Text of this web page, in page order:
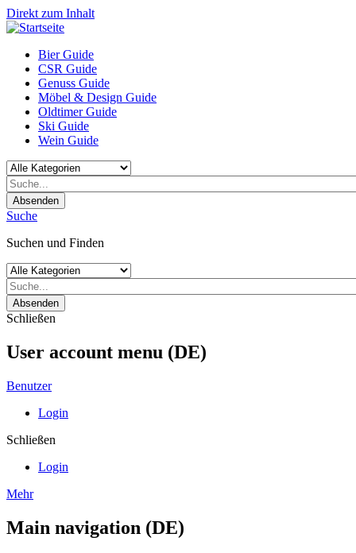
Direkt zum Inhalt
Bier Guide
CSR Guide
Genuss Guide
Möbel & Design Guide
Oldtimer Guide
Ski Guide
Wein Guide
Absenden
Suche
Suchen und Finden
Absenden
Schließen
User account menu (DE)
Benutzer
Login
Schließen
Login
Mehr
Main navigation (DE)